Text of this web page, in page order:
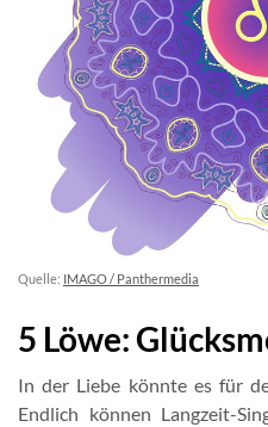
Quelle: IMAGO / Panthermedia
5 Löwe:
In der Liebe könnte es für
Endlich können Langzeit-